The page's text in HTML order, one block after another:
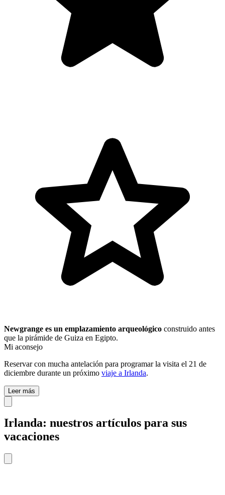
Newgrange es un emplazamiento arqueológico construido antes
que la pirámide de Guiza en Egipto.
Mi aconsejo
Reservar con mucha antelación para programar la visita el 21 de
diciembre durante un próximo viaje a Irlanda.
Leer más
Irlanda: nuestros artículos para sus
vacaciones